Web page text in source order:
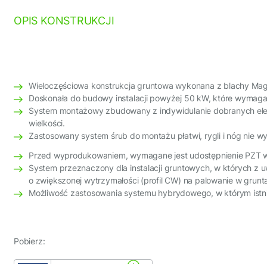
Układ modułów
Dwupodporowa
Ilość modułów
6×6 (+6)
OPIS KONSTRUKCJI
Wieloczęściowa konstrukcja gruntowa wykonana z blachy
Doskonała do budowy instalacji powyżej 50 kW, które
System montażowy zbudowany z indywidulanie dobranych
wielkości.
Zastosowany system śrub do montażu płatwi, rygli i nóg nie
Przed wyprodukowaniem, wymagane jest udostępnienie
System przeznaczony dla instalacji gruntowych, w których z
o zwiększonej wytrzymałości (profil CW) na palowanie w
Możliwość zastosowania systemu hybrydowego, w którym
Pobierz: